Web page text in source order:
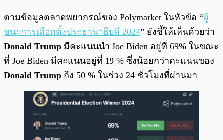
ตามข้อมูลตลาดพยากรณ์ของ Polymarket ในหัวข้อ “ผู้
ชนะการเลือกตั้งประธานาธิบดี 2024” ยังชี้ให้เห็นด้วยว่า
Donald Trump มีคะแนนนำ Joe Biden อยู่ที่ 69% ในขณะ
ที่ Joe Biden มีคะแนนอยู่ที่ 19 % ซึ่งน้อยกว่าคะแนนของ
Donald Trump ถึง 50 % ในช่วง 24 ชั่วโมงที่ผ่านมา